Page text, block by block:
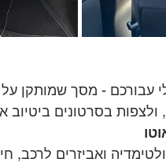
עבורכם - מסך שמותקן
בסרטונים ביטיוב
ואביזרים לרכב,